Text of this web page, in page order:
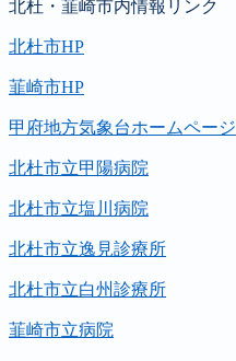
北杜・韮崎市内情報リンク
北杜市HP
韮崎市HP
甲府地方気象台ホームページ
北杜市立甲陽病院
北杜市立塩川病院
北杜市立逸見診療所
北杜市立白州診療所
韮崎市立病院